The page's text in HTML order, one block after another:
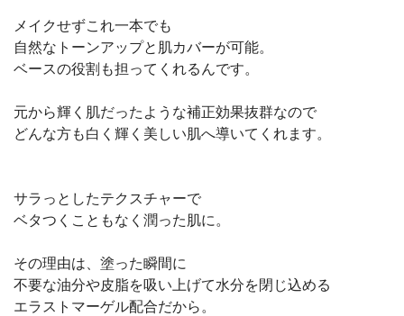
メイクせずこれ一本でも
自然なトーンアップと肌カバーが可能。
ベースの役割も担ってくれるんです。
元から輝く肌だったような補正効果抜群なので
どんな方も白く輝く美しい肌へ導いてくれます。
サラっとしたテクスチャーで
ベタつくこともなく潤った肌に。
その理由は、塗った瞬間に
不要な油分や皮脂を吸い上げて水分を閉じ込める
エラストマーゲル配合だから。